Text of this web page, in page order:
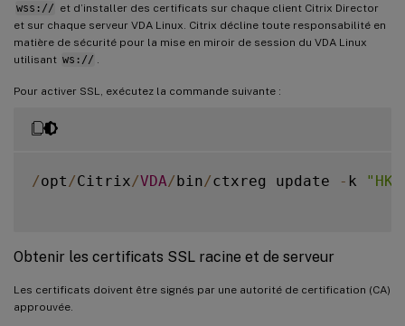
wss:// et d’installer des certificats sur chaque client Citrix Director
et sur chaque serveur VDA Linux. Citrix décline toute responsabilité en
matière de sécurité pour la mise en miroir de session du VDA Linux
utilisant ws://
Pour activer SSL, exécutez la commande suivante :
/opt /Citrix/VDA/bin/ctxreg update - k
Obtenir les certificats SSL racine et de serveur
Les certificats doivent être signés par une autorité de certification (CA)
approuvée.